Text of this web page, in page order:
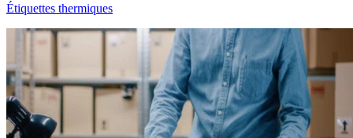
Étiquettes thermiques